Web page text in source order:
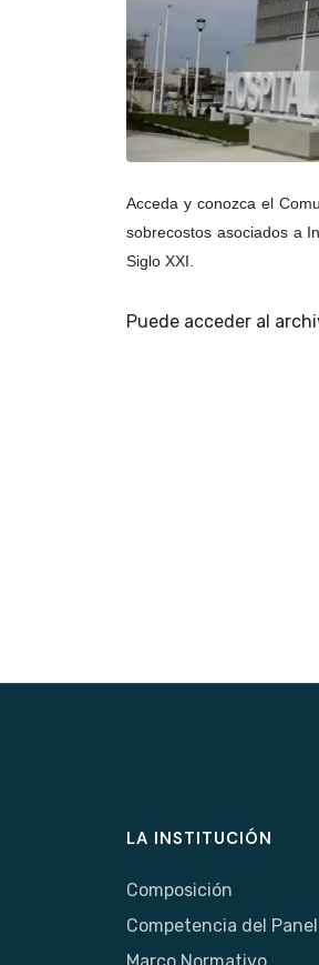
Acceda y conozca el
sobrecostos asociados a
Siglo XXI.
Puede acceder al
LA INSTITUCIÓN
Composición
Competencia del Panel
Marco Normativo